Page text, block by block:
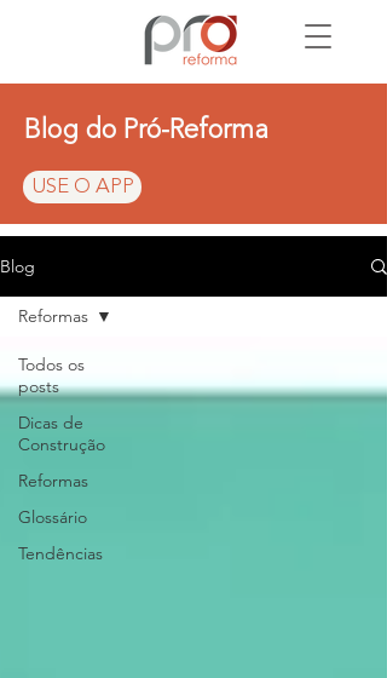
Blog do Pró-Reforma
USE O APP
Blog
Todos os
posts
Dicas de
Construção
Reformas
Glossário
Tendências
Reformas